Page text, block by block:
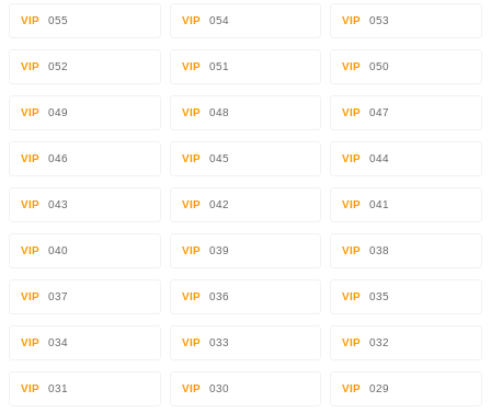
VIP 055 VIP 054 VIP 053
VIP 052 VIP 051 VIP 050
VIP 049 VIP 048 VIP 047
VIP 046 VIP 045 VIP 044
VIP 043 VIP 042 VIP 041
VIP 040 VIP 039 VIP 038
VIP 037 VIP 036 VIP 035
VIP 034 VIP 033 VIP 032
VIP 031 VIP 030 VIP 029